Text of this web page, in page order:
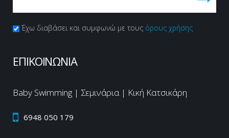
Πολιτική Απορρήτου *
Έχω διαβάσει και συμφωνώ με τους όρους χρήσης
This
question is
whether or
not you are
visitor and
ΕΠΙΚΟΙΝΩΝΙΑ
Baby Swimming | Σεμινάρια | Κική Κατσικάρη
6948 050 179